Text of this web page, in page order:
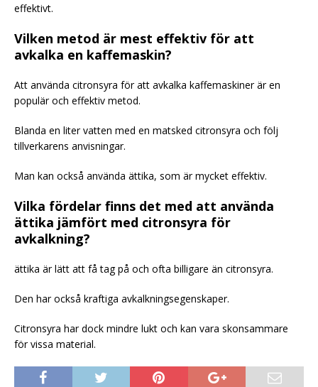
effektivt.
Vilken metod är mest effektiv för att
avkalka en kaffemaskin?
Att använda citronsyra för att avkalka kaffemaskiner är en
populär och effektiv metod.
Blanda en liter vatten med en matsked citronsyra och följ
tillverkarens anvisningar.
Man kan också använda ättika, som är mycket effektiv.
Vilka fördelar finns det med att använda
ättika jämfört med citronsyra för
avkalkning?
ättika är lätt att få tag på och ofta billigare än citronsyra.
Den har också kraftiga avkalkningsegenskaper.
Citronsyra har dock mindre lukt och kan vara skonsammare
för vissa material.